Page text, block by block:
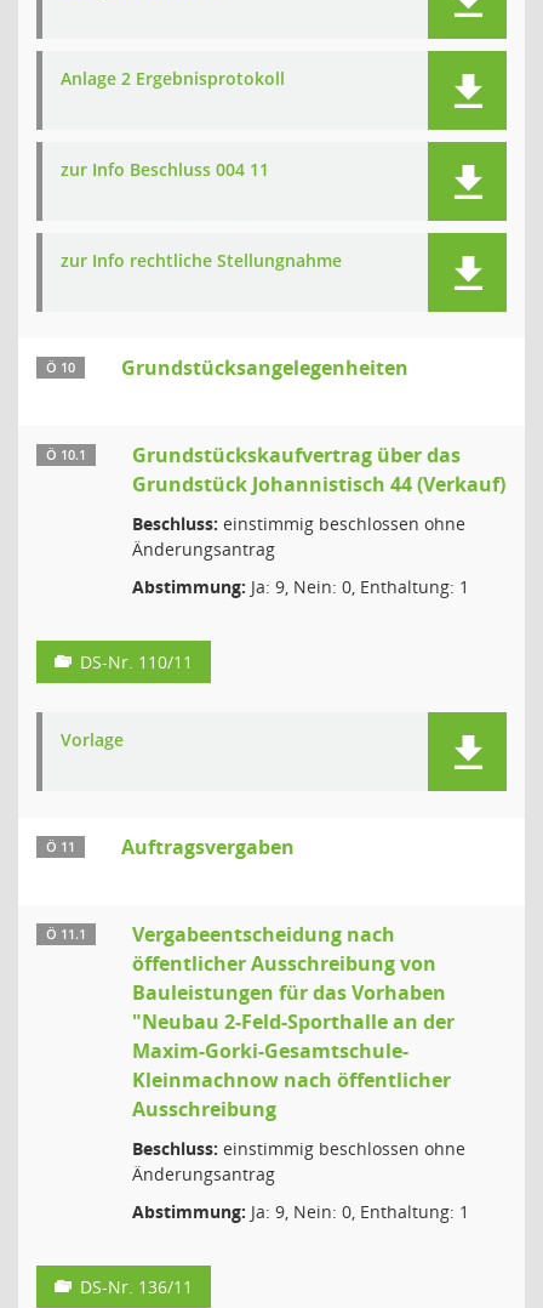
Anlage 2 Ergebnisprotokoll
zur Info Beschluss 004 11
zur Info rechtliche Stellungnahme
Ö 10 Grundstücksangelegenheiten
Ö 10.1
Grundstückskaufvertrag über das
Grundstück Johannistisch 44 (Verkauf)
Beschluss: einstimmig beschlossen ohne
Änderungsantrag
Abstimmung: Ja: 9, Nein: 0, Enthaltung: 1
DS-Nr. 110/11
Vorlage
Ö 11 Auftragsvergaben
Ö 11.1
Vergabeentscheidung nach
öffentlicher Ausschreibung von
Bauleistungen für das Vorhaben
"Neubau 2-Feld-Sporthalle an der
Maxim-Gorki-Gesamtschule-
Kleinmachnow nach öffentlicher
Ausschreibung
Beschluss: einstimmig beschlossen ohne
Änderungsantrag
Abstimmung: Ja: 9, Nein: 0, Enthaltung: 1
DS-Nr. 136/11